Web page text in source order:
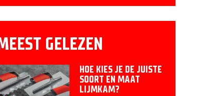
GELEZEN
HOE KIES JE DE JUISTE
SOORT EN MAAT
LIJMKAM?